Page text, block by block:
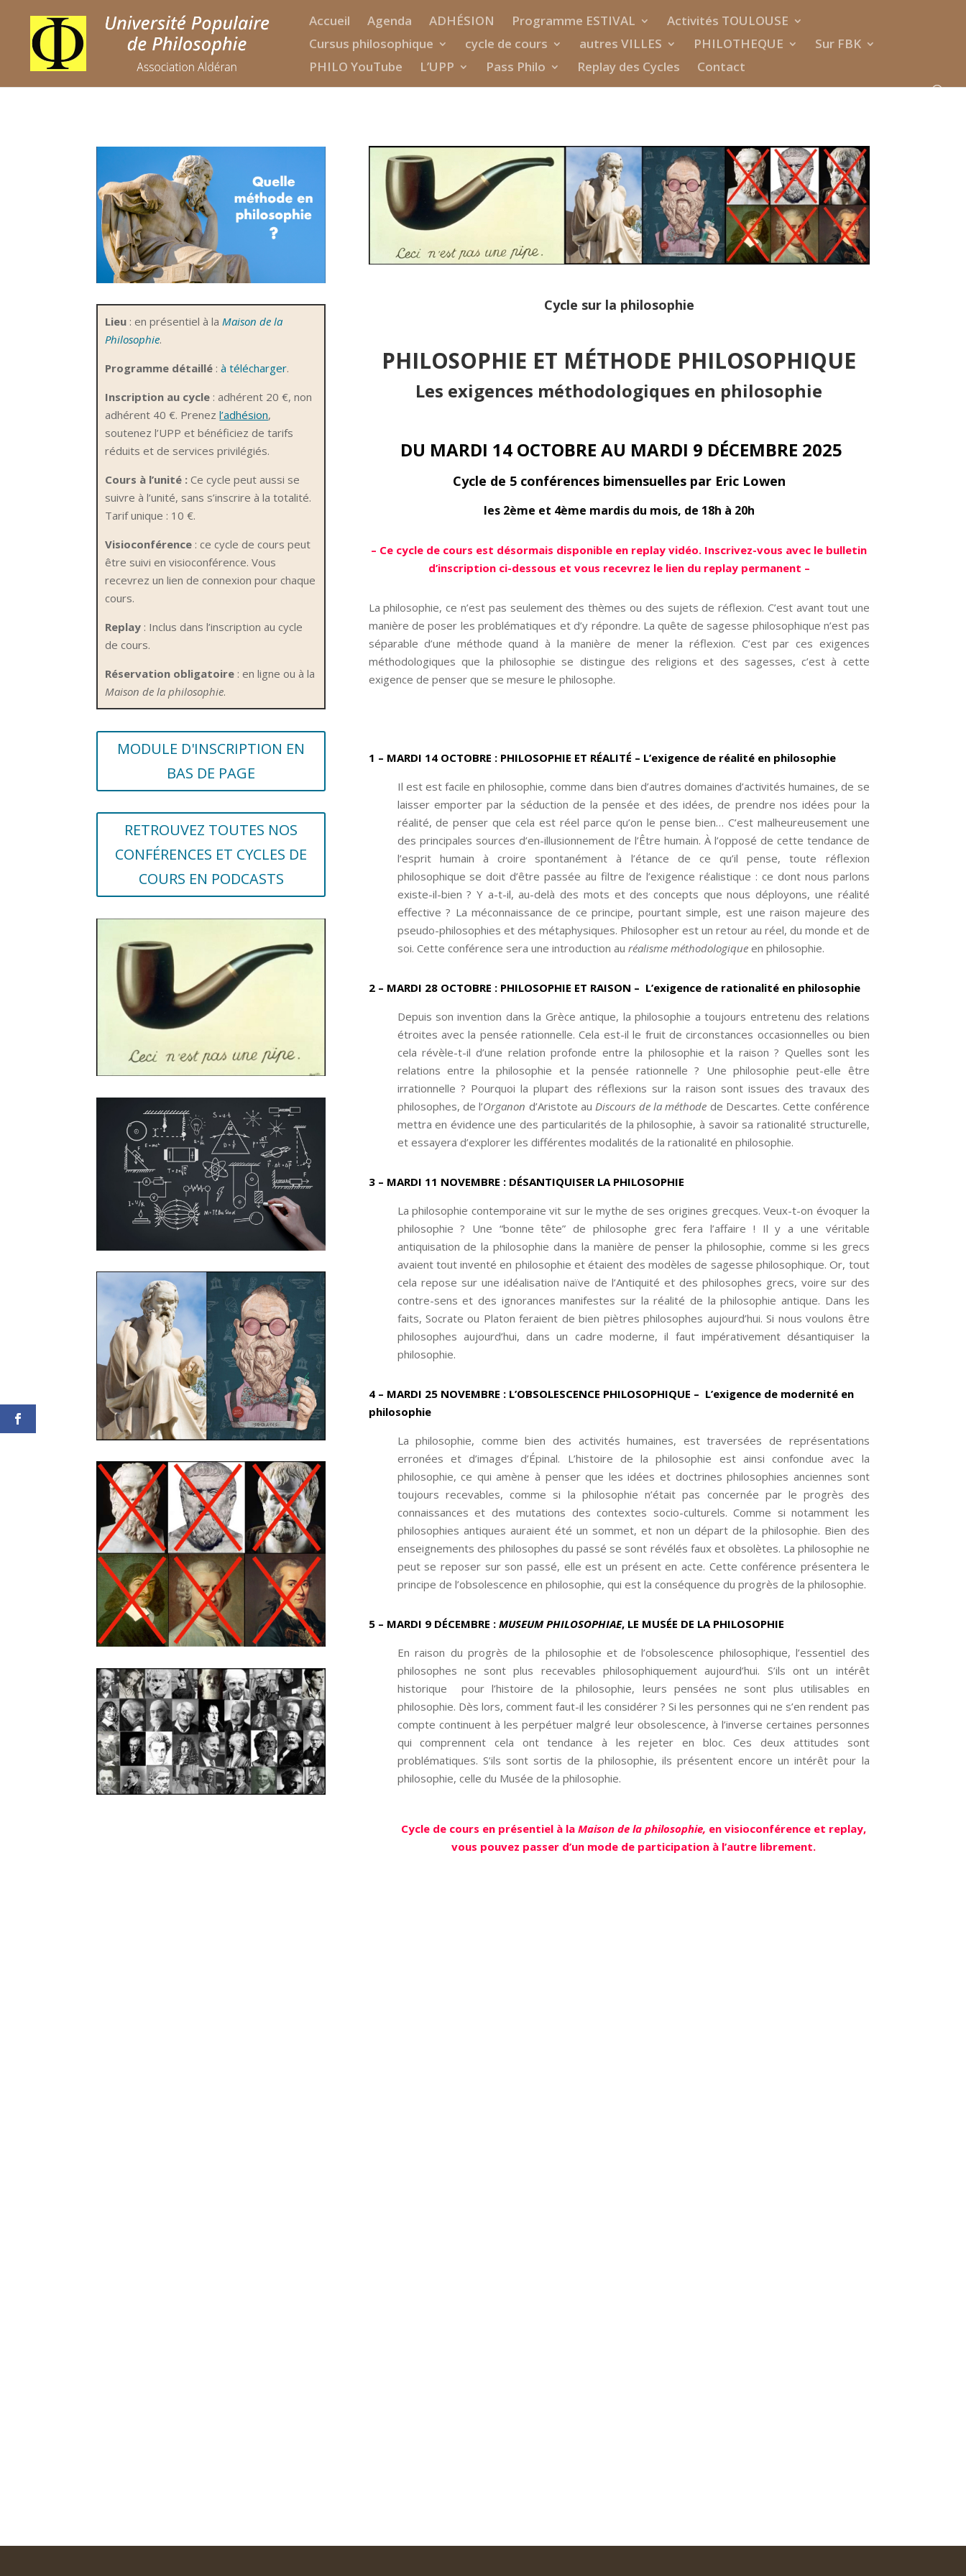
Accueil Agenda ADHÉSION Programme ESTIVAL
Activités TOULOUSE
Cursus philosophique
cycle de cours autres VILLES PHILOTHEQUE
Sur FBK
PHILO YouTube
L’UPP Pass Philo Replay des Cycles Contact
Lieu : en présentiel à la Maison de la
Philosophie.
Programme détaillé :à télécharger.
Inscription au cycle : adhérent 20 €, non
adhérent 40 €. Prenezl’adhésion,
soutenez l’UPP et bénéficiez de tarifs
réduits et de services privilégiés.
Cours à l’unité : Ce cycle peut aussi se
suivre à l’unité, sans s’inscrire à la totalité.
Tarif unique : 10 €.
Visioconférence : ce cycle de cours peut
être suivi en visioconférence. Vous
recevrez un lien de connexion pour chaque
cours.
Replay : Inclus dans l’inscription au cycle
de cours.
Réservation obligatoire : en ligne ou à la
Maison de la philosophie.
MODULE D'INSCRIPTION EN
BAS DE PAGE
RETROUVEZ TOUTES NOS
CONFÉRENCES ET CYCLES DE
COURS EN PODCASTS
Cycle sur la philosophie
PHILOSOPHIE ET MÉTHODE PHILOSOPHIQUE
Les exigences méthodologiques en philosophie
DU MARDI 14 OCTOBRE AU MARDI 9 DÉCEMBRE 2025
Cycle de 5 conférences bimensuelles par Eric Lowen
les 2ème et 4ème mardis du mois, de 18h à 20h
– Ce cycle de cours est désormais disponible en replay vidéo. Inscrivez-vous avec le bulletin
d’inscription ci-dessous et vous recevrez le lien du replay permanent –
La philosophie, ce n’est pas seulement des thèmes ou des sujets de réflexion. C’est avant tout une
manière de poser les problématiques et d’y répondre. La quête de sagesse philosophique n’est pas
séparable d’une méthode quand à la manière de mener la réflexion. C’est par ces exigences
méthodologiques que la philosophie se distingue des religions et des sagesses, c’est à cette
exigence de penser que se mesure le philosophe.
1 – MARDI 14 OCTOBRE : PHILOSOPHIE ET RÉALITÉ – L’exigence de réalité en philosophie
Il est est facile en philosophie, comme dans bien d’autres domaines d’activités humaines, de se
laisser emporter par la séduction de la pensée et des idées, de prendre nos idées pour la
réalité, de penser que cela est réel parce qu’on le pense bien… C’est malheureusement une
des principales sources d’en-illusionnement de l’Être humain. À l’opposé de cette tendance de
l’esprit humain à croire spontanément à l’étance de ce qu’il pense, toute réflexion
philosophique se doit d’être passée au filtre de l’exigence réalistique : ce dont nous parlons
existe-il-bien ? Y a-t-il, au-delà des mots et des concepts que nous déployons, une réalité
effective ? La méconnaissance de ce principe, pourtant simple, est une raison majeure des
pseudo-philosophies et des métaphysiques. Philosopher est un retour au réel, du monde et de
soi. Cette conférence sera une introduction au réalisme méthodologiqueen philosophie.
2 – MARDI 28 OCTOBRE : PHILOSOPHIE ET RAISON – L’exigence de rationalité en philosophie
Depuis son invention dans la Grèce antique, la philosophie a toujours entretenu des relations
étroites avec la pensée rationnelle. Cela est-il le fruit de circonstances occasionnelles ou bien
cela révèle-t-il d’une relation profonde entre la philosophie et la raison ? Quelles sont les
relations entre la philosophie et la pensée rationnelle ? Une philosophie peut-elle être
irrationnelle ? Pourquoi la plupart des réflexions sur la raison sont issues des travaux des
philosophes, de l’Organon d’Aristote auDiscours de la méthode de Descartes. Cette conférence
mettra en évidence une des particularités de la philosophie, à savoir sa rationalité structurelle,
et essayera d’explorer les différentes modalités de la rationalité en philosophie.
3 – MARDI 11 NOVEMBRE : DÉSANTIQUISER LA PHILOSOPHIE
La philosophie contemporaine vit sur le mythe de ses origines grecques. Veux-t-on évoquer la
philosophie ? Une “bonne tête” de philosophe grec fera l’affaire ! Il y a une véritable
antiquisation de la philosophie dans la manière de penser la philosophie, comme si les grecs
avaient tout inventé en philosophie et étaient des modèles de sagesse philosophique. Or, tout
cela repose sur une idéalisation naïve de l’Antiquité et des philosophes grecs, voire sur des
contre-sens et des ignorances manifestes sur la réalité de la philosophie antique. Dans les
faits, Socrate ou Platon feraient de bien piètres philosophes aujourd’hui. Si nous voulons être
philosophes aujourd’hui, dans un cadre moderne, il faut impérativement désantiquiser la
philosophie.
4 – MARDI 25 NOVEMBRE : L’OBSOLESCENCE PHILOSOPHIQUE – L’exigence de modernité en
philosophie
La philosophie, comme bien des activités humaines, est traversées de représentations
erronées et d’images d’Épinal. L’histoire de la philosophie est ainsi confondue avec la
philosophie, ce qui amène à penser que les idées et doctrines philosophies anciennes sont
toujours recevables, comme si la philosophie n’était pas concernée par le progrès des
connaissances et des mutations des contextes socio-culturels. Comme si notamment les
philosophies antiques auraient été un sommet, et non un départ de la philosophie. Bien des
enseignements des philosophes du passé se sont révélés faux et obsolètes. La philosophie ne
peut se reposer sur son passé, elle est un présent en acte. Cette conférence présentera le
principe de l’obsolescence en philosophie, qui est la conséquence du progrès de la philosophie.
5 – MARDI 9 DÉCEMBRE : MUSEUM PHILOSOPHIAE, LE MUSÉE DE LA PHILOSOPHIE
En raison du progrès de la philosophie et de l’obsolescence philosophique, l’essentiel des
philosophes ne sont plus recevables philosophiquement aujourd’hui. S’ils ont un intérêt
historique
pour l’histoire de la philosophie, leurs pensées ne sont plus utilisables en
philosophie. Dès lors, comment faut-il les considérer ? Si les personnes qui ne s’en rendent pas
compte continuent à les perpétuer malgré leur obsolescence, à l’inverse certaines personnes
qui comprennent cela ont tendance à les rejeter en bloc. Ces deux attitudes sont
problématiques. S’ils sont sortis de la philosophie, ils présentent encore un intérêt pour la
philosophie, celle du Musée de la philosophie.
Cycle de cours en présentiel à la Maison de la philosophie, en visioconférence et replay,
vous pouvez passer d’un mode de participation à l’autre librement.